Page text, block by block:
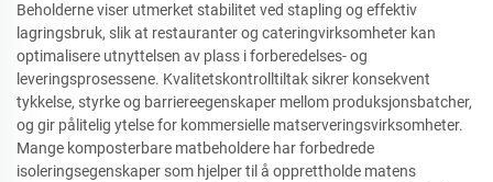
Beholderne viser utmerket stabilitet ved stapling og effektiv
lagringsbruk, slik at restauranter og cateringvirksomheter kan
optimalisere utnyttelsen av plass i forberedelses- og
leveringsprosessene. Kvalitetskontrolltiltak sikrer konsekvent
tykkelse, styrke og barriereegenskaper mellom produksjonsbatcher,
og gir pålitelig ytelse for kommersielle matserveringsvirksomheter.
Mange komposterbare matbeholdere har forbedrede
isoleringsegenskaper som hjelper til å opprettholde matens